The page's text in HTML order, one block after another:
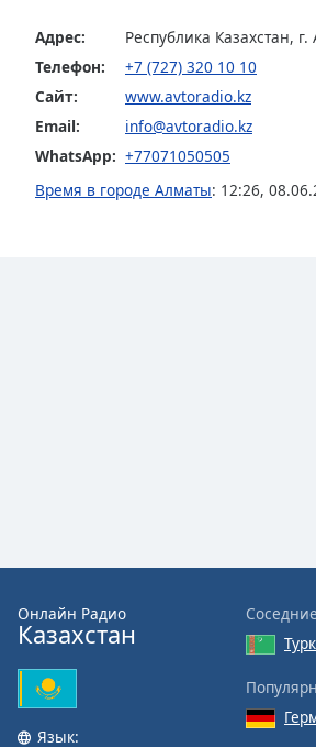
Style
Font
Family
Reset
Адрес:
Республика Казахстан,
Телефон:
+7 (727) 320 10 10
Сайт:
www.avtoradio.kz
Email:
info@avtoradio.kz
WhatsApp: +77071050505
Время в городе Алматы: 12:26,
Онлайн Радио
Казахстан
Язык: